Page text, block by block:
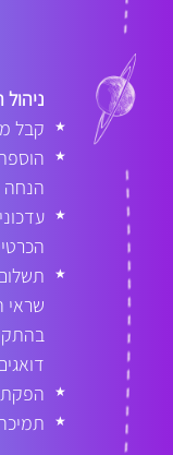
★ קבל
★
הנחה
★
★
★ הפקת
★